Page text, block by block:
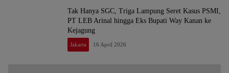
Tak Hanya SGC, Triga Lampung Seret Kasus PSMI,
PT LEB Arinal hingga Eks Bupati Way Kanan ke
Kejagung
Jakarta 16 April 2026